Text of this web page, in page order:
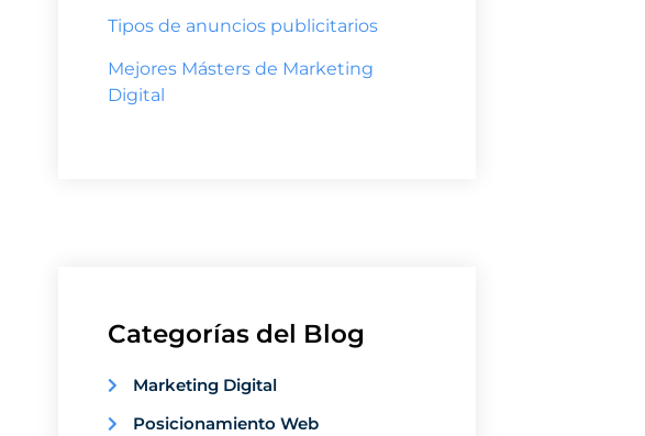
Tipos de anuncios publicitarios
Mejores Másters de Marketing
Digital
Categorías del Blog
Marketing Digital
Posicionamiento Web